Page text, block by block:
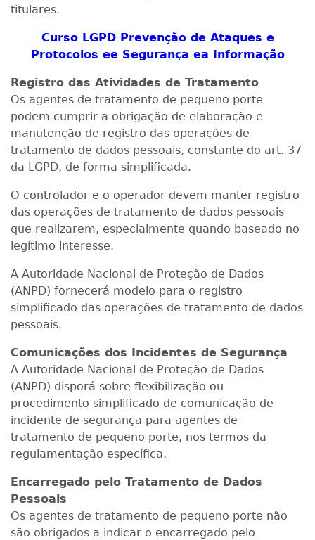
titulares.
Curso LGPD Prevenção de Ataques e
Protocolos ee Segurança ea Informação
Registro das Atividades de Tratamento
Os agentes de tratamento de pequeno porte
podem cumprir a obrigação de elaboração e
manutenção de registro das operações de
tratamento de dados pessoais, constante do art. 37
da LGPD, de forma simplificada.
O controlador e o operador devem manter registro
das operações de tratamento de dados pessoais
que realizarem, especialmente quando baseado no
legítimo interesse.
A Autoridade Nacional de Proteção de Dados
(ANPD) fornecerá modelo para o registro
simplificado das operações de tratamento de dados
pessoais.
Comunicações dos Incidentes de Segurança
A Autoridade Nacional de Proteção de Dados
(ANPD) disporá sobre flexibilização ou
procedimento simplificado de comunicação de
incidente de segurança para agentes de
tratamento de pequeno porte, nos termos da
regulamentação específica.
Encarregado pelo Tratamento de Dados
Pessoais
Os agentes de tratamento de pequeno porte não
são obrigados a indicar o encarregado pelo